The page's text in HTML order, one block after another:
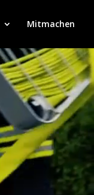
Mitmachen